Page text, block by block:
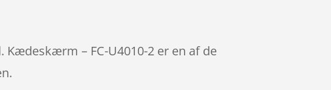
Kædeskærm – FC-U4010-2 er en af de